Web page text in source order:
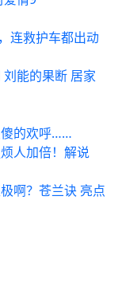
连救护车都出动
能的果断 居家
傻的欢呼……
人加倍！解说
啊？苍兰诀 亮点